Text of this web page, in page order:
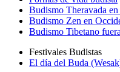
Budismo Theravada
Budismo Zen en
Budismo Tibetano
Festivales Budistas
El día del Buda